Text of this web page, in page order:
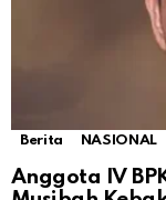
Berita NASIONAL
Anggota IV